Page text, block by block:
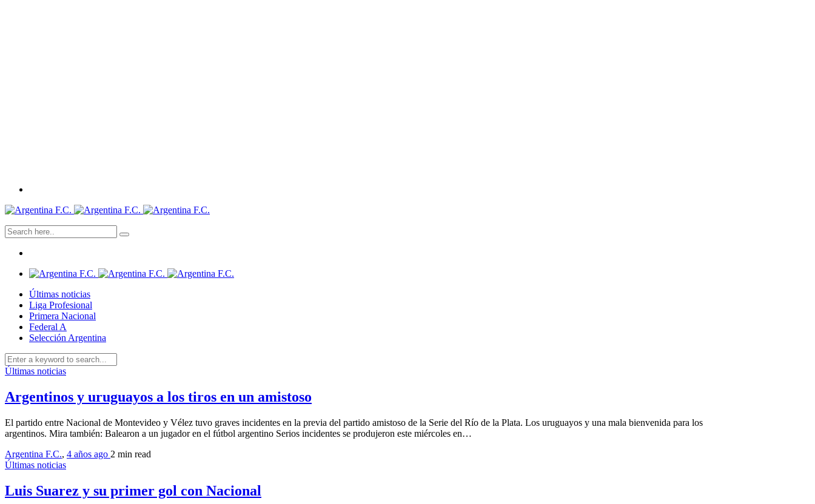
Últimas noticias
Liga Profesional
Primera Nacional
Federal A
Selección Argentina
Últimas noticias
Argentinos y uruguayos a los tiros en un amistoso
El partido entre Nacional de Montevideo y Vélez tuvo graves incidentes en la previa del partido amistoso de la Serie del Río de la Plata. Los uruguayos y una mala bienvenida para los
argentinos. Mira también: Balearon a un jugador en el fútbol argentino Serios incidentes se produjeron este miércoles en…
Argentina F.C., 4 años ago 2 min read
Últimas noticias
Luis Suarez y su primer gol con Nacional